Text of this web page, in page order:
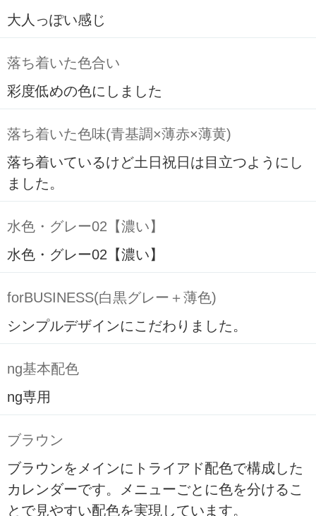
大人っぽい感じ
落ち着いた色合い
彩度低めの色にしました
落ち着いた色味(青基調×薄赤×薄黄)
落ち着いているけど土日祝日は目立つようにし
ました。
水色・グレー02【濃い】
水色・グレー02【濃い】
forBUSINESS(白黒グレー＋薄色)
シンプルデザインにこだわりました。
ng基本配色
ng専用
ブラウン
ブラウンをメインにトライアド配色で構成した
カレンダーです。メニューごとに色を分けるこ
とで見やすい配色を実現しています。